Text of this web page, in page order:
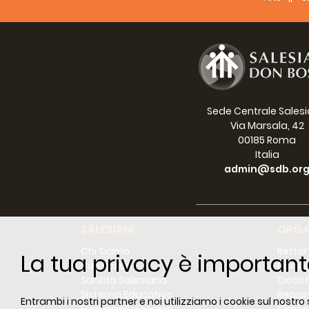
La tua privacy è
Entrambi i nostri partner e noi utilizziamo i cookie sul
Don
dalla
da
Il
Sede Centrale
Via Marsala, 42
00185 Roma
Italia
admin@sdb.org
Chi Siamo
Don Bosco
Santità Salesiana
Sistema Educativo
Regioni